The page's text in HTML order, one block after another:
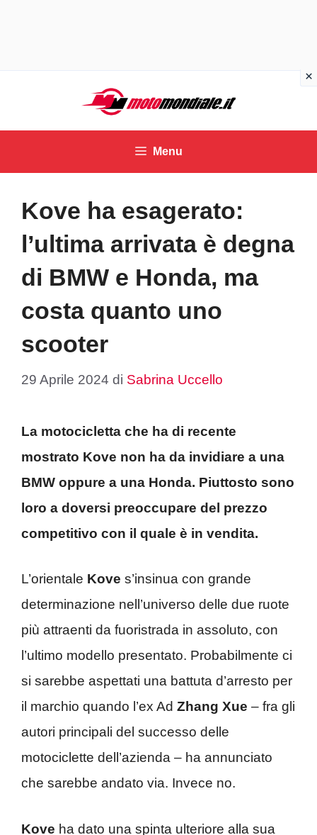
contenuto
Menu
Kove ha esagerato:
l’ultima arrivata è degna
di BMW e Honda, ma
costa quanto uno
scooter
29 Aprile 2024 di Sabrina Uccello
La motocicletta che ha di recente
mostrato Kove non ha da invidiare a una
BMW oppure a una Honda. Piuttosto sono
loro a doversi preoccupare del prezzo
competitivo con il quale è in vendita.
L’orientale Kove s’insinua con grande
determinazione nell’universo delle due ruote
più attraenti da fuoristrada in assoluto, con
l’ultimo modello presentato. Probabilmente ci
si sarebbe aspettati una battuta d’arresto per
il marchio quando l’ex Ad Zhang Xue – fra gli
autori principali del successo delle
motociclette dell’azienda – ha annunciato
che sarebbe andato via. Invece no.
Kove ha dato una spinta ulteriore alla sua